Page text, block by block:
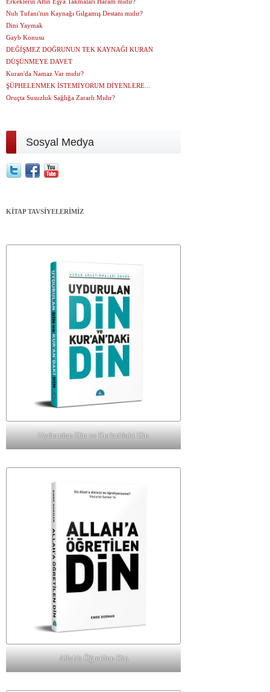
Nuh Tufanı'nın Kaynağı Gılgamış Destanı mıdır?
Dini Yaymak
Gayb Konusu
DEĞİŞMEZ DOĞRUNUN TEK KAYNAĞI KURAN
DÜŞÜNMEYE DAVET
Kuran'da Namaz Var mıdır?
ŞÜPHELENMEK İSTEMİYORUM DİYENLERE...
Oruçta Susuzluk Sağlığa Zararlı Mıdır?
Sosyal Medya
KİTAP TAVSİYELERİMİZ
Uydurulan Din ve Kur'an'daki Din
Allah'a Öğretilen Din